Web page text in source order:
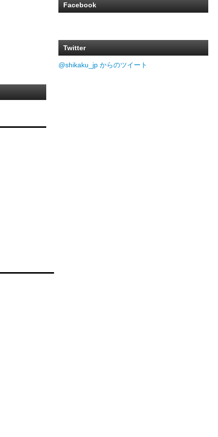
Facebook
Twitter
@shikaku_jp からのツイート